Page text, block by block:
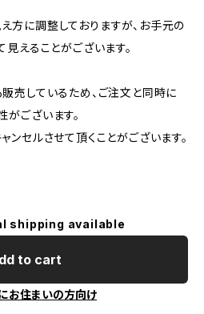
に調整しておりますが、お手元の
見えることがございます。
売しているため、ご注文と同時に
ございます。
ンセルさせて頂くことがございます。
shipping available
to cart
お住まいの方向け